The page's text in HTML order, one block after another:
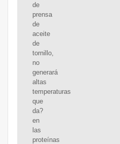
de
prensa
de
aceite
de
tornillo,
no
generará
altas
temperaturas
que
da?
en
las
proteínas